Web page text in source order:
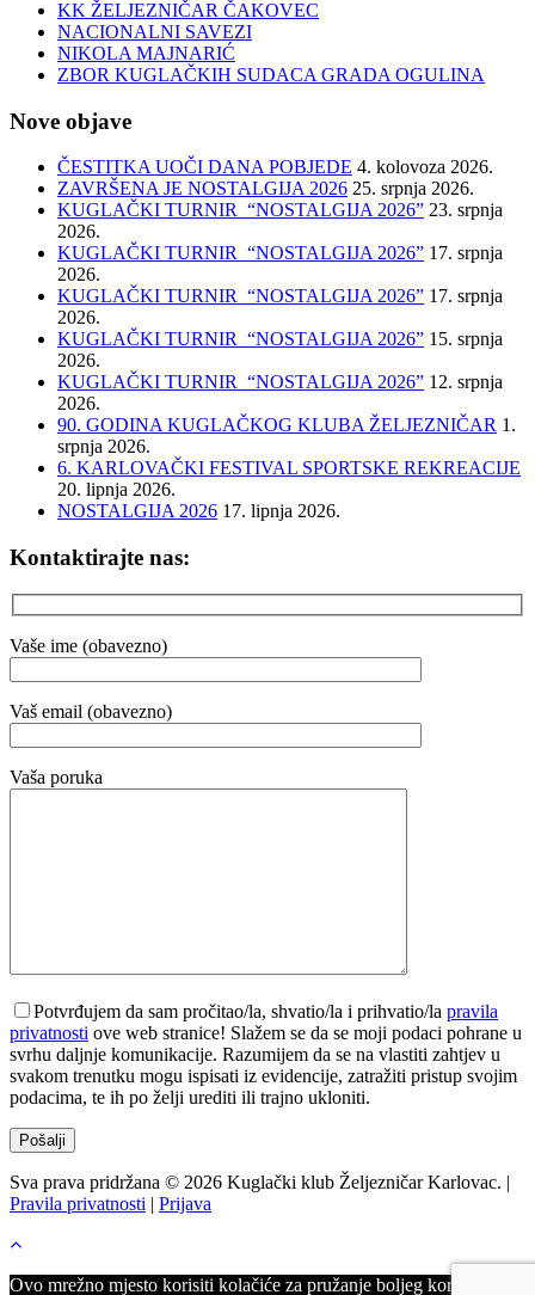
KK ŽELJEZNIČAR ČAKOVEC
NACIONALNI SAVEZI
NIKOLA MAJNARIĆ
ZBOR KUGLAČKIH SUDACA GRADA OGULINA
Nove objave
ČESTITKA UOČI DANA POBJEDE 4. kolovoza 2026.
ZAVRŠENA JE NOSTALGIJA 2026 25. srpnja 2026.
KUGLAČKI TURNIR “NOSTALGIJA 2026” 23. srpnja
2026.
KUGLAČKI TURNIR “NOSTALGIJA 2026” 17. srpnja
2026.
KUGLAČKI TURNIR “NOSTALGIJA 2026” 17. srpnja
2026.
KUGLAČKI TURNIR “NOSTALGIJA 2026” 15. srpnja
2026.
KUGLAČKI TURNIR “NOSTALGIJA 2026” 12. srpnja
2026.
90. GODINA KUGLAČKOG KLUBA ŽELJEZNIČAR 1.
srpnja 2026.
6. KARLOVAČKI FESTIVAL SPORTSKE REKREACIJE
20. lipnja 2026.
NOSTALGIJA 2026 17. lipnja 2026.
Kontaktirajte nas:
Vaše ime (obavezno)
Vaš email (obavezno)
Vaša poruka
Potvrđujem da sam pročitao/la, shvatio/la i prihvatio/la pravila
privatnosti ove web stranice! Slažem se da se moji podaci pohrane u
svrhu daljnje komunikacije. Razumijem da se na vlastiti zahtjev u
svakom trenutku mogu ispisati iz evidencije, zatražiti pristup svojim
podacima, te ih po želji urediti ili trajno ukloniti.
Sva prava pridržana © 2026 Kuglački klub Željezničar Karlovac. |
Pravila privatnosti | Prijava
Ovo mrežno mjesto korisiti kolačiće za pružanje boljeg korisničkog